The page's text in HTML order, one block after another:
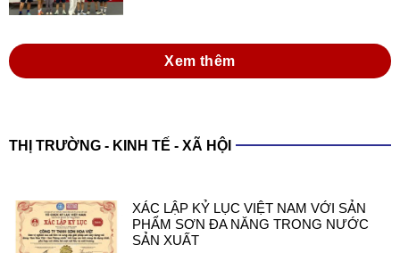
Xem thêm
THỊ TRƯỜNG - KINH TẾ - XÃ HỘI
XÁC LẬP KỶ LỤC VIỆT NAM VỚI SẢN
PHẨM SƠN ĐA NĂNG TRONG NƯỚC
SẢN XUẤT